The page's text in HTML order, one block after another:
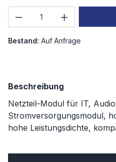
Produkt Anzahl:
Bestand: Auf Anfrage
Beschreibung
Netzteil-Modul für IT,
Stromversorgungsmodul,
hohe Leistungsdichte,